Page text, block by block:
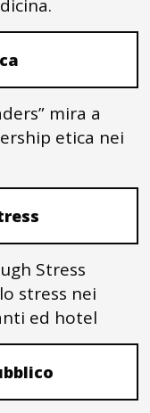
mira a
etica nei
Stress
stress nei
ed hotel